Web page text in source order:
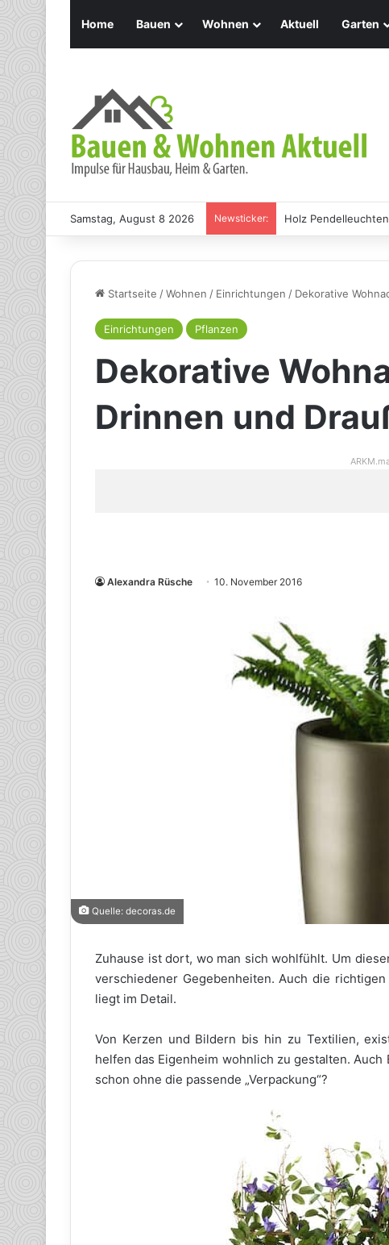
Home Bauen Wohnen Aktuell Garten
Samstag, August 8 2026 Newsticker: Holz
Startseite /Wohnen / Einrichtungen / Dekorative
Einrichtungen Pflanzen
Dekorative
Drinnen und
Alexandra Rüsche 10. November 2016
Quelle: decoras.de
Zuhause ist dort, wo man sich wohlfühlt. Um
verschiedener Gegebenheiten. Auch die
liegt im Detail.
Von Kerzen und Bildern bis hin zu Textilien,
helfen das Eigenheim wohnlich zu gestalten.
schon ohne die passende „Verpackung“?